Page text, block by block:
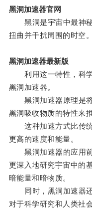
黑洞加速器官网
黑洞是宇宙中最神秘
扭曲并干扰周围的时空。
黑洞加速器最新版
利用这一特性，科
黑洞加速器。
黑洞加速器原理是将
黑洞吸收物质的特性来
这种加速方式比传统
更高的速度和能量。
黑洞加速器的应用前
更深入地研究宇宙中的
暗能量和暗物质。
同时，黑洞加速器还
对于科学研究和人类社